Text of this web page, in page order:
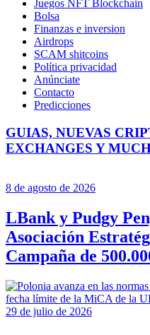
Juegos NFT Blockchain
Bolsa
Finanzas e inversion
Airdrops
SCAM shitcoins
Política privacidad
Anúnciate
Contacto
Predicciones
GUIAS, NUEVAS
EXCHANGES Y
8 de agosto de 2026
LBank y Pudgy
Asociación
Campaña de
29 de julio de 2026